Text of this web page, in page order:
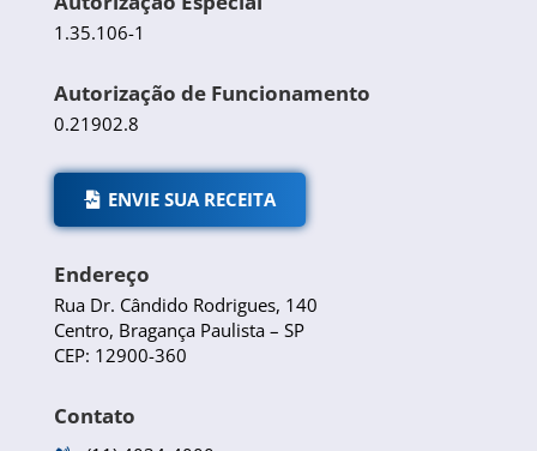
1.35.106-1
Autorização de Funcionamento
0.21902.8
ENVIE SUA RECEITA
Endereço
Rua Dr. Cândido Rodrigues, 140
Centro, Bragança Paulista – SP
CEP: 12900-360
Contato